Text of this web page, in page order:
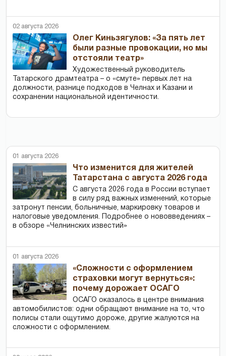
02 августа 2026
Олег Киньзягулов: «За пять лет
были разные провокации, но мы
отстояли театр»
Художественный руководитель
Татарского драмтеатра – о «смуте» первых лет на
должности, разнице подходов в Челнах и Казани и
сохранении национальной идентичности.
01 августа 2026
Что изменится для жителей
Татарстана с августа 2026 года
С августа 2026 года в России вступает
в силу ряд важных изменений, которые
затронут пенсии, больничные, маркировку товаров и
налоговые уведомления. Подробнее о нововведениях –
в обзоре «Челнинских известий»
01 августа 2026
«Сложности с оформлением
страховки могут вернуться»:
почему дорожает ОСАГО
ОСАГО оказалось в центре внимания
автомобилистов: одни обращают внимание на то, что
полисы стали ощутимо дороже, другие жалуются на
сложности с оформлением.